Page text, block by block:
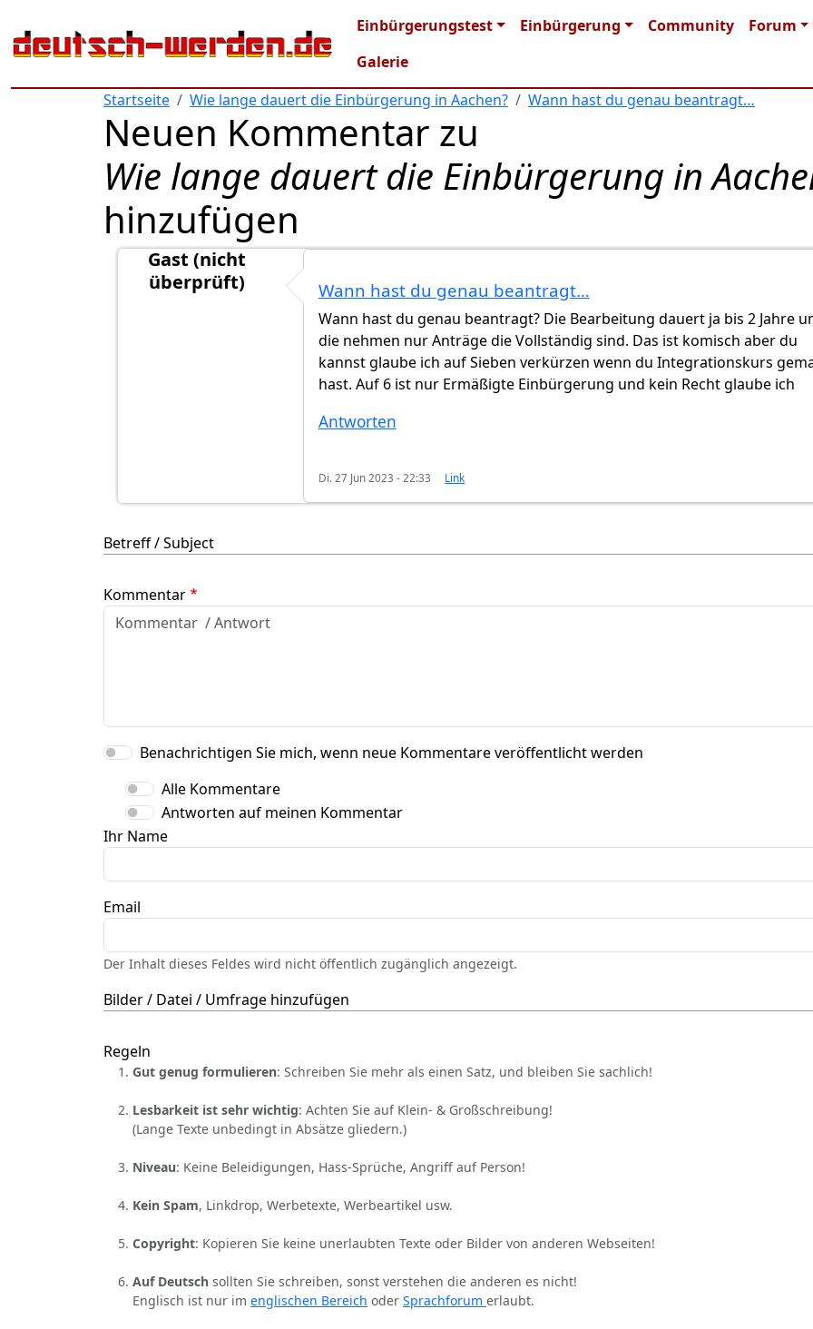
Main navigation
Einbürgerungstest Einbürgerung Community
Forum
Galerie
Startseite
Wie lange dauert die Einbürgerung in Aachen? Wann hast du genau beantragt…
Neuen Kommentar zu
Wie lange dauert die Einbürgerung in
hinzufügen
Gast (nicht
überprüft)
Ich brauche eure HilfevonGast (nicht überprüft)
Wann hast du genau beantragt…
Wann hast du genau beantragt? Die Bearbeitung dauert ja bis 2 Jahre
die nehmen nur Anträge die Vollständig sind. Das ist komisch aber du
kannst glaube ich auf Sieben verkürzen wenn du Integrationskurs
hast. Auf 6 ist nur Ermäßigte Einbürgerung und kein Recht glaube ich
Antworten
Di. 27 Jun 2023 - 22:33 Link
Betreff / Subject
Kommentar
Benachrichtigen Sie mich, wenn neue Kommentare veröffentlicht werden
Alle Kommentare
Antworten auf meinen Kommentar
Ihr Name
Email
Der Inhalt dieses Feldes wird nicht öffentlich zugänglich angezeigt.
Bilder / Datei / Umfrage hinzufügen
Regeln
Gut genug formulieren: Schreiben Sie mehr als einen Satz, und bleiben Sie sachlich!
Lesbarkeit ist sehr wichtig: Achten Sie auf Klein- & Großschreibung!
(Lange Texte unbedingt in Absätze gliedern.)
Niveau: Keine Beleidigungen, Hass-Sprüche, Angriff auf Person!
Kein Spam, Linkdrop, Werbetexte, Werbeartikel usw.
Copyright: Kopieren Sie keine unerlaubten Texte oder Bilder von anderen Webseiten!
Auf Deutsch sollten Sie schreiben, sonst verstehen die anderen es nicht!
Englisch ist nur im englischen Bereich oder Sprachforum erlaubt.